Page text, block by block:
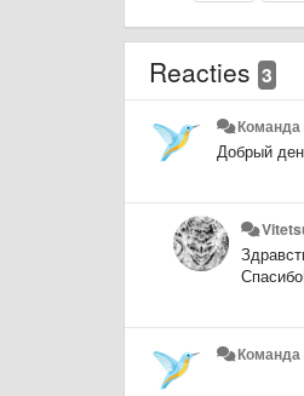
Reacties 3
Добрый